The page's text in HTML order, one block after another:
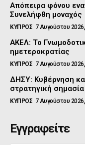
Απόπειρα φόνου
Συνελήφθη μοναχός
ΚΥΠΡΟΣ 7 Αυγούστου
ΑΚΕΛ: Το
ημετεροκρατίας
ΚΥΠΡΟΣ 7 Αυγούστου
ΔΗΣΥ: Κυβέρνηση
στρατηγική
ΚΥΠΡΟΣ 7 Αυγούστου
Εγγραφείτε